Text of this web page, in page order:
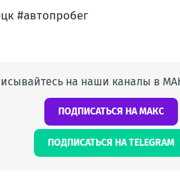
#автопробег
на наши каналы в
ПОДПИСАТЬСЯ НА МАКС
ПОДПИСАТЬСЯ НА TELEGRAM